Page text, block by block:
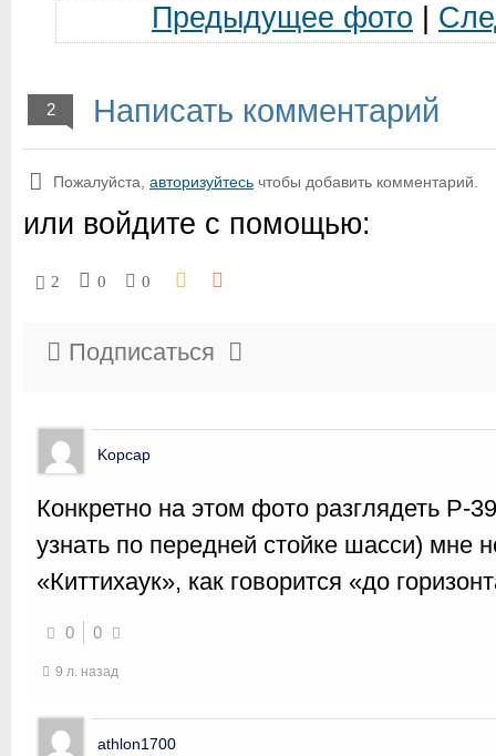
Предыдущее фото
2 Написать комментарий
Пожалуйста, авторизуйтесь чтобы добавить комментарий.
или войдите с помощью:
2 0 0
Подписаться
Kopcap
Конкретно на этом фото разглядеть P-
узнать по передней стойке шасси) мне
«Киттихаук», как говорится «до
0 0
9 л. назад
athlon1700